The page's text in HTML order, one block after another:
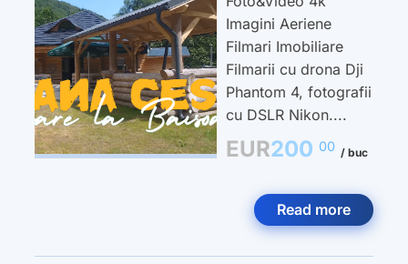
Imagini Aeriene
Filmari Imobiliare
Filmarii cu drona Dji
Phantom 4, fotografii
cu DSLR Nikon....
EUR200 00 / buc
Read more